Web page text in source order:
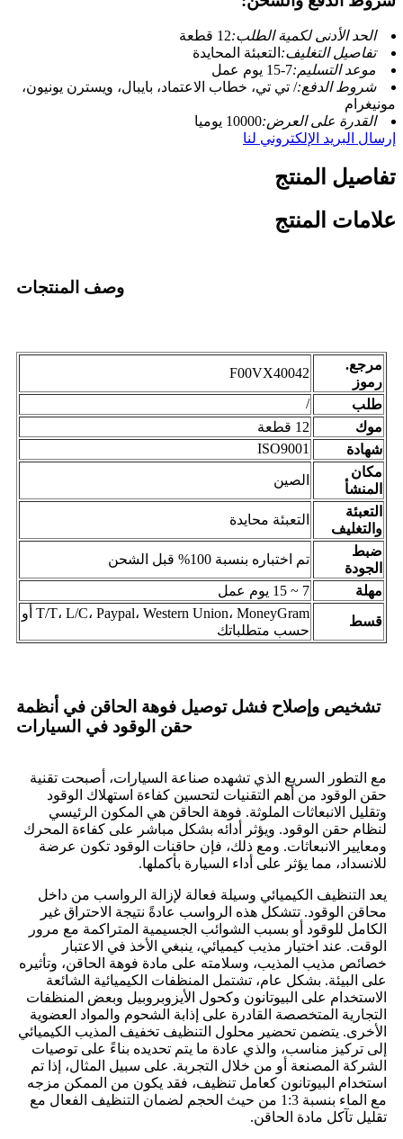
الحد الأدنى لكمية الطلب:12 قطعة
تفاصيل التغليف: التعبئة المحايدة
موعد التسليم:7-15 يوم عمل
شروط الدفع:/ تي تي، خطاب الاعتماد، بايبال، ويسترن يونيون،
مونيغرام
القدرة على العرض:10000 يوميا
إرسال البريد الإلكتروني لنا
تفاصيل المنتج
علامات المنتج
وصف المنتجات
مرجع.
رموز
F00VX40042
طلب
/
موك
12 قطعة
شهادة
ISO9001
مكان
المنشأ
الصين
التعبئة
والتغليف
التعبئة محايدة
ضبط
الجودة
تم اختباره بنسبة 100% قبل الشحن
مهلة
7 ~ 15 يوم عمل
قسط
T/T، L/C، Paypal، Western Union، MoneyGram أو
حسب متطلباتك
تشخيص وإصلاح فشل توصيل فوهة الحاقن في أنظمة
حقن الوقود في السيارات
مع التطور السريع الذي تشهده صناعة السيارات، أصبحت تقنية
حقن الوقود من أهم التقنيات لتحسين كفاءة استهلاك الوقود
وتقليل الانبعاثات الملوثة. فوهة الحاقن هي المكون الرئيسي
لنظام حقن الوقود. ويؤثر أدائه بشكل مباشر على كفاءة المحرك
ومعايير الانبعاثات. ومع ذلك، فإن حاقنات الوقود تكون عرضة
للانسداد، مما يؤثر على أداء السيارة بأكملها.
يعد التنظيف الكيميائي وسيلة فعالة لإزالة الرواسب من داخل
محاقن الوقود. تتشكل هذه الرواسب عادةً نتيجة الاحتراق غير
الكامل للوقود أو بسبب الشوائب الجسيمية المتراكمة مع مرور
الوقت. عند اختيار مذيب كيميائي، ينبغي الأخذ في الاعتبار
خصائص مذيب المذيب، وسلامته على مادة فوهة الحاقن، وتأثيره
على البيئة. بشكل عام، تشتمل المنظفات الكيميائية الشائعة
الاستخدام على البيوتانون وكحول الأيزوبروبيل وبعض المنظفات
التجارية المتخصصة القادرة على إذابة الشحوم والمواد العضوية
الأخرى. يتضمن تحضير محلول التنظيف تخفيف المذيب الكيميائي
إلى تركيز مناسب، والذي عادة ما يتم تحديده بناءً على توصيات
الشركة المصنعة أو من خلال التجربة. على سبيل المثال، إذا تم
استخدام البيوتانون كعامل تنظيف، فقد يكون من الممكن مزجه
مع الماء بنسبة 1:3 من حيث الحجم لضمان التنظيف الفعال مع
تقليل تآكل مادة الحاقن.